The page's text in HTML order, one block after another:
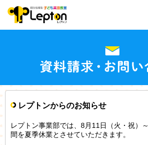
レプトンからのお知らせ
レプトン事業部では、8月11日（火・祝）
間を夏季休業とさせていただきます。